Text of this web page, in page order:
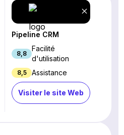
Pipeline CRM
8,8
Facilité
d'utilisation
8,5 Assistance
Visiter le site Web